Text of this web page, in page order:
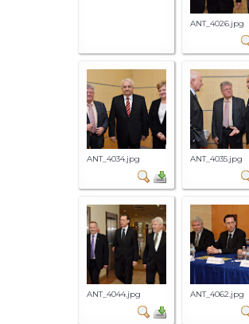
ANT_4026.jpg
ANT_4034.jpg ANT_4035.jpg
ANT_4044.jpg ANT_4062.jpg